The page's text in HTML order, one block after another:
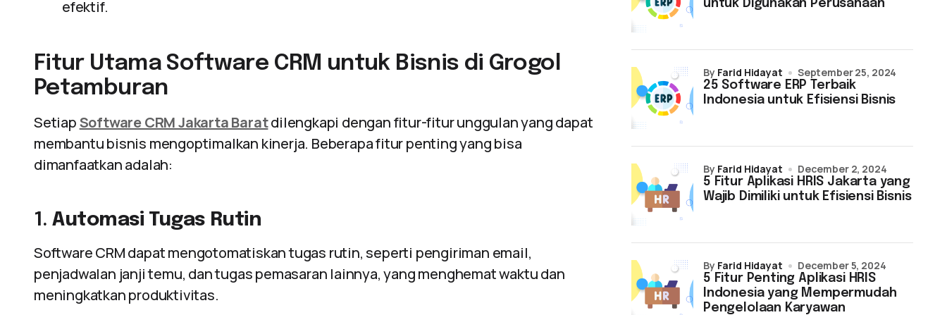
efektif.
Fitur Utama Software CRM untuk Bisnis di Grogol
Petamburan
SetiapSoftware CRM Jakarta Baratdilengkapi dengan fitur-fitur unggulan yang dapat
membantu bisnis mengoptimalkan kinerja. Beberapa fitur penting yang bisa
dimanfaatkan adalah:
1.Automasi Tugas Rutin
Software CRM dapat mengotomatiskan tugas rutin, seperti pengiriman email,
penjadwalan janji temu, dan tugas pemasaran lainnya, yang menghemat waktu dan
meningkatkan produktivitas.
untuk Digunakan Perusahaan
25 Software ERP Terbaik
Indonesia untuk Efisiensi Bisnis
by Farid Hidayat September 25, 2024
5 Fitur Aplikasi HRIS Jakarta yang
Wajib Dimiliki untuk Efisiensi Bisnis
by Farid Hidayat December 2, 2024
5 Fitur Penting Aplikasi HRIS
Indonesia yang Mempermudah
Pengelolaan Karyawan
by Farid Hidayat December 5, 2024